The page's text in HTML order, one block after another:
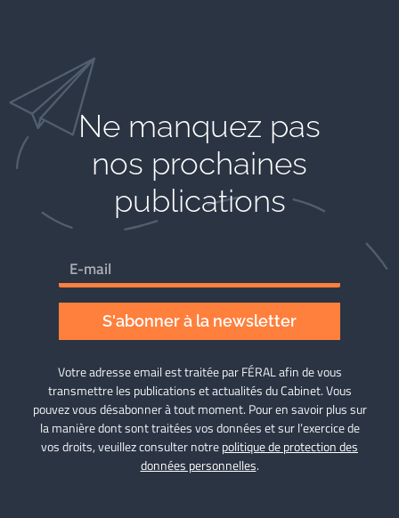
Ne manquez pas
nos prochaines
publications
S'abonner à la newsletter
Votre adresse email est traitée par FÉRAL afin de vous
transmettre les publications et actualités du Cabinet. Vous
pouvez vous désabonner à tout moment. Pour en savoir plus sur
la manière dont sont traitées vos données et sur l’exercice de
vos droits, veuillez consulter notrepolitique de protection des
données personnelles.